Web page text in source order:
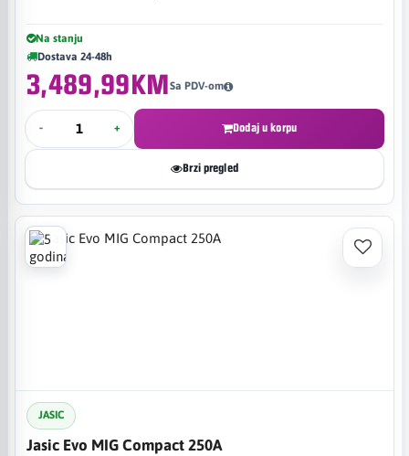
Na stanju
Dostava 24-48h
3,489,99KMSa PDV-om
- + Dodaj u korpu
Brzi pregled
JASIC
Jasic Evo MIG Compact 250A